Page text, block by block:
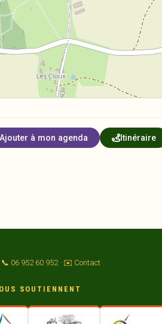
Ajouter à mon agenda Itinéraire
06 952 60 952· ✉️ Contact